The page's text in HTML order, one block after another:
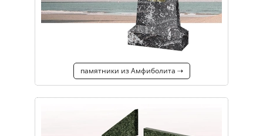
памятники из Амфиболита ⇢